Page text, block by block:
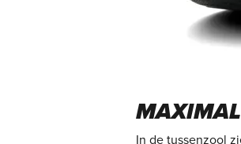
In de tussenzool